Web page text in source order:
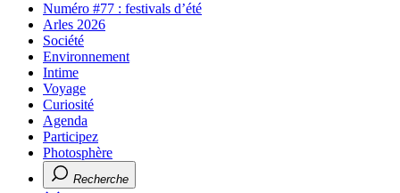
Numéro #77 : festivals d’été
Arles 2026
Société
Environnement
Intime
Voyage
Curiosité
Agenda
Participez
Photosphère
Recherche